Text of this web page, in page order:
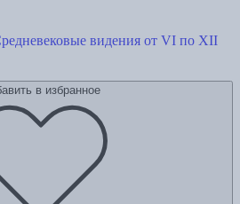
видения от VI по XII
в избранное